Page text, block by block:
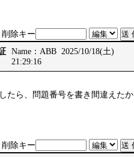
削除キー
Name：ABB 2025/10/18(土)
21:29:16
たら、問題番号を書き間違えたか
削除キー